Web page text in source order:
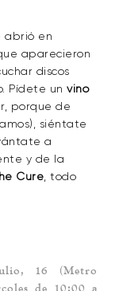
abrió en
aparecieron
discos
Pídete unvino
porque de
siéntate
a
y de la
Cure , todo
16 (Metro
de 10:00 a